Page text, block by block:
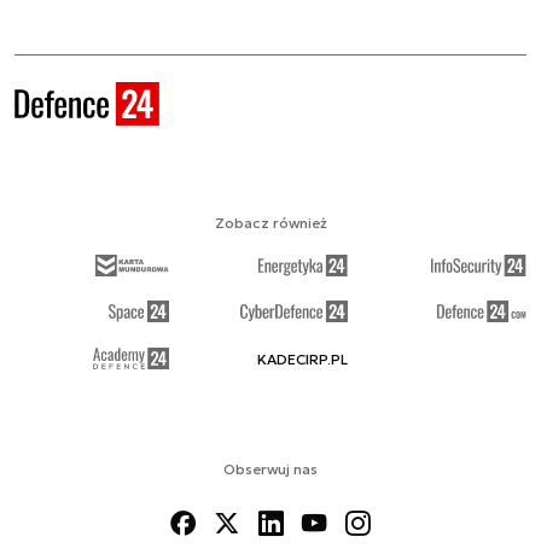
Obserwuj nas
Zobacz również
KADECIRP.PL